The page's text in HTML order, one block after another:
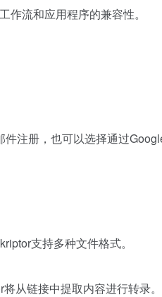
流和应用程序的兼容性。
注册，也可以选择通过
支持多种文件格式。
从链接中提取内容进行转录。